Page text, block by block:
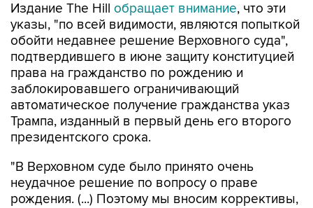
Издание The Hill обращает внимание, что эти
указы, "по всей видимости, являются попыткой
обойти недавнее решение Верховного суда",
подтвердившего в июне защиту конституцией
права на гражданство по рождению и
заблокировавшего ограничивающий
автоматическое получение гражданства указ
Трампа, изданный в первый день его второго
президентского срока.
"В Верховном суде было принято очень
неудачное решение по вопросу о праве
рождения. (...) Поэтому мы вносим коррективы,